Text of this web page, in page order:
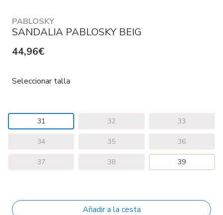
PABLOSKY
SANDALIA PABLOSKY BEIG
44,96€
Seleccionar talla
31 32 33
34 35 36
37 38 39